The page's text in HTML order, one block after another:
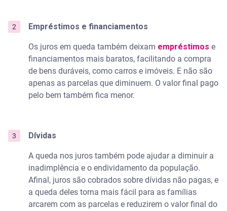
Empréstimos e financiamentos
Os juros em queda também deixam empréstimos e
financiamentos mais baratos, facilitando a compra
de bens duráveis, como carros e imóveis. E não são
apenas as parcelas que diminuem. O valor final pago
pelo bem também fica menor.
Dívidas
A queda nos juros também pode ajudar a diminuir a
inadimplência e o endividamento da população.
Afinal, juros são cobrados sobre dívidas não pagas, e
a queda deles torna mais fácil para as famílias
arcarem com as parcelas e reduzirem o valor final do